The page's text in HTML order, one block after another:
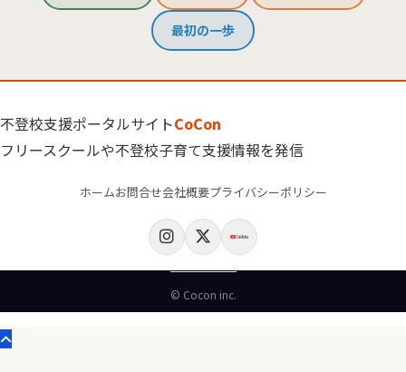
最初の一歩
不登校支援ポータルサイトCoCon
フリースクールや不登校子育て支援情報を発信
ホームお問合せ会社概要プライバシーポリシー
© Cocon inc.